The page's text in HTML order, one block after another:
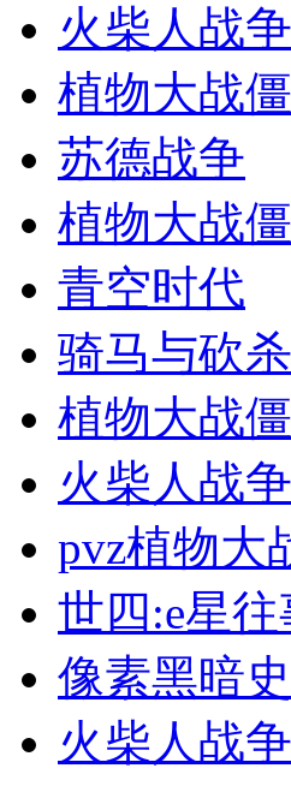
火柴人战
植物大战
苏德战争
植物大战
青空时代
骑马与砍杀
植物大战
火柴人战
pvz植物大
世四:e星往
像素黑暗史
火柴人战